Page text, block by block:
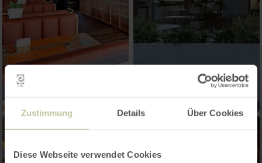
Zustimmung Details Über Cookies
Diese Webseite verwendet Cookies